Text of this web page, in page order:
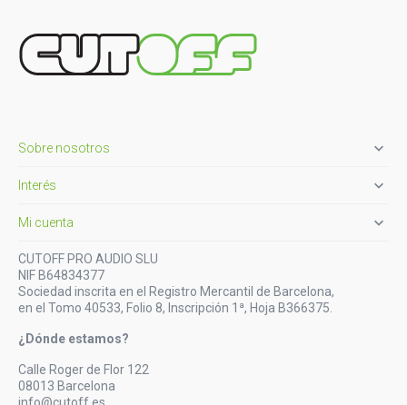
Sobre nosotros 
Interés 
Mi cuenta 
CUTOFF PRO AUDIO SLU
NIF B64834377
Sociedad inscrita en el Registro Mercantil de Barcelona,
en el Tomo 40533, Folio 8, Inscripción 1ª, Hoja B366375.
¿Dónde estamos?
Calle Roger de Flor 122
08013 Barcelona